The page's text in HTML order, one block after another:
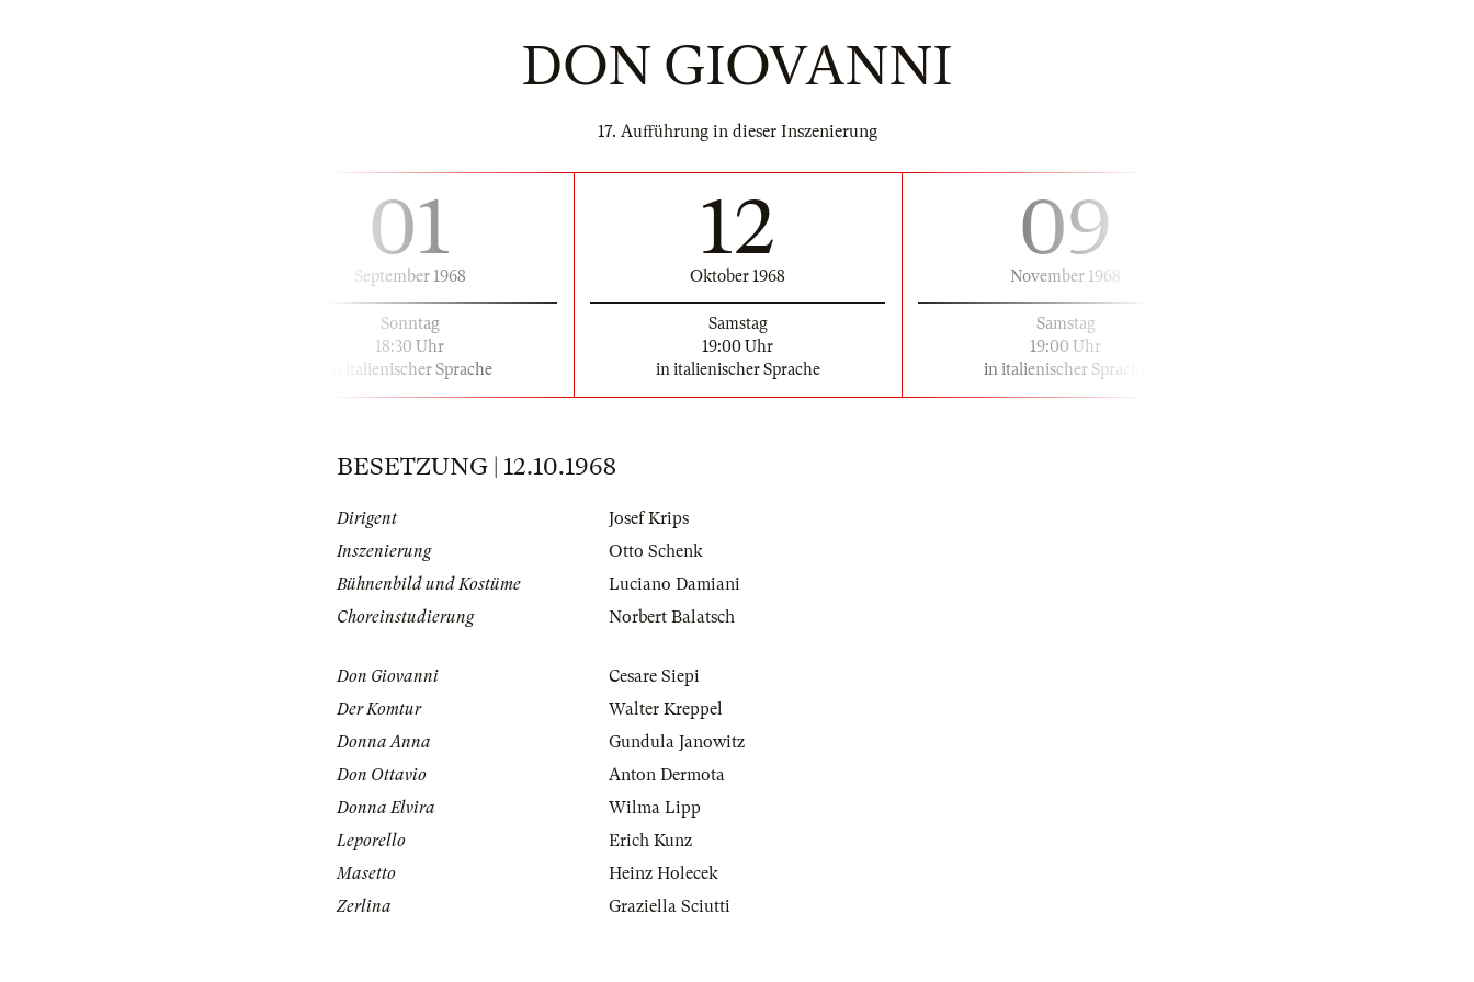
DON GIOVANNI
17. Aufführung in dieser Inszenierung
01
September 1968
Sonntag
18:30 Uhr
in italienischer Sprache
12
Oktober 1968
Samstag
19:00 Uhr
in italienischer Sprache
09
November 1968
Samstag
19:00 Uhr
in italienischer Sprache
BESETZUNG | 12.10.1968
Dirigent
Josef Krips
Inszenierung
Otto Schenk
Bühnenbild und Kostüme
Luciano Damiani
Choreinstudierung
Norbert Balatsch
Don Giovanni
Cesare Siepi
Der Komtur
Walter Kreppel
Donna Anna
Gundula Janowitz
Don Ottavio
Anton Dermota
Donna Elvira
Wilma Lipp
Leporello
Erich Kunz
Masetto
Heinz Holecek
Zerlina
Graziella Sciutti